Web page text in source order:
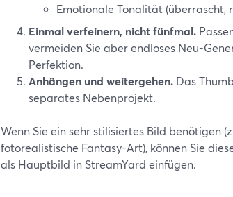
Emotionale Tonalität (überrascht,
Einmal verfeinern, nicht fünfmal.
vermeiden Sie aber endloses Neu-
Perfektion.
Anhängen und weitergehen. Das
separates Nebenprojekt.
Wenn Sie ein sehr stilisiertes Bild benötigen
fotorealistische Fantasy-Art), können Sie
als Hauptbild in StreamYard einfügen.